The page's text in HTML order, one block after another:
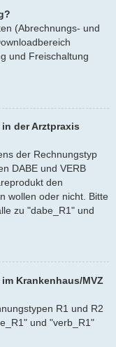
(Abrechnungs- und
und Freischaltung
der Arztpraxis
der Rechnungstyp
DABE und VERB
den
wollen oder nicht. Bitte
zu "dabe_R1" und
Krankenhaus/MVZ
R1 und R2
und "verb_R1"